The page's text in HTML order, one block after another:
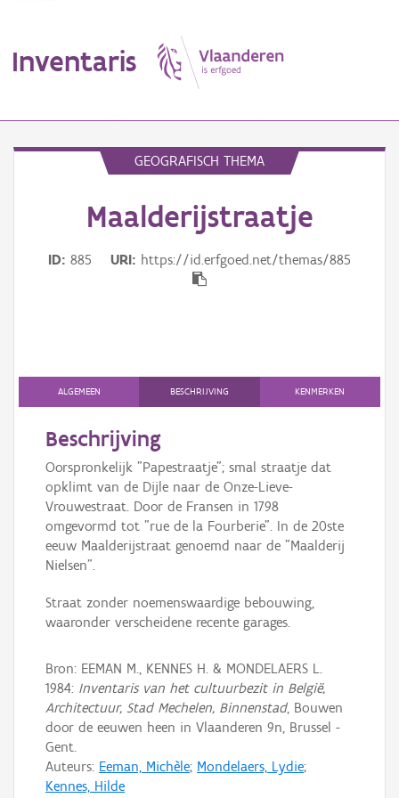
Inventaris
Aanduidingsobject
Persoon of collectief
Downloads
Hergebruik
Aanmelden
GEOGRAFISCH THEMA
Maalderijstraatje
ID 885 URI https://id.erfgoed.net/themas/885
ALGEMEEN BESCHRIJVING KENMERKEN
Beschrijving
Oorspronkelijk "Papestraatje"; smal straatje dat
opklimt van de Dijle naar de Onze-Lieve-
Vrouwestraat. Door de Fransen in 1798
omgevormd tot "rue de la Fourberie". In de 20ste
eeuw Maalderijstraat genoemd naar de "Maalderij
Nielsen".
Straat zonder noemenswaardige bebouwing,
waaronder verscheidene recente garages.
Bron: EEMAN M., KENNES H. & MONDELAERS L.
1984: Inventaris van het cultuurbezit in België,
Architectuur, Stad Mechelen, Binnenstad, Bouwen
door de eeuwen heen in Vlaanderen 9n, Brussel -
Gent.
Auteurs: Eeman, Michèle; Mondelaers, Lydie;
Kennes, Hilde